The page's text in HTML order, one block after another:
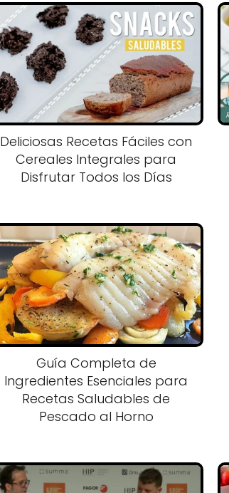
Deliciosas Recetas Fáciles con
Cereales Integrales para
Disfrutar Todos los Días
Guía Completa de
Ingredientes Esenciales para
Recetas Saludables de
Pescado al Horno